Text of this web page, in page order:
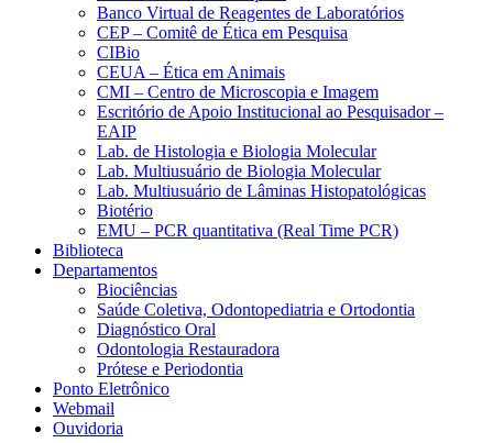
Banco Virtual de Reagentes de Laboratórios
CEP – Comitê de Ética em Pesquisa
CIBio
CEUA – Ética em Animais
CMI – Centro de Microscopia e Imagem
Escritório de Apoio Institucional ao Pesquisador –
EAIP
Lab. de Histologia e Biologia Molecular
Lab. Multiusuário de Biologia Molecular
Lab. Multiusuário de Lâminas Histopatológicas
Biotério
EMU – PCR quantitativa (Real Time PCR)
Biblioteca
Departamentos
Biociências
Saúde Coletiva, Odontopediatria e Ortodontia
Diagnóstico Oral
Odontologia Restauradora
Prótese e Periodontia
Ponto Eletrônico
Webmail
Ouvidoria